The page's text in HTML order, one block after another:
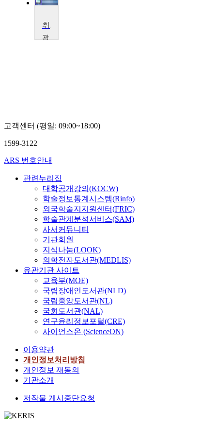
취 . 창업 역량강화(21)
광
고객센터 (평일: 09:00~18:00)
1599-3122
ARS 번호안내
관련누리집
대학공개강의(KOCW)
학술정보통계시스템(Rinfo)
외국학술지지원센터(FRIC)
학술관계분석서비스(SAM)
사서커뮤니티
기관회원
지식나눔(LOOK)
의학전자도서관(MEDLIS)
유관기관 사이트
교육부(MOE)
국립장애인도서관(NLD)
국립중앙도서관(NL)
국회도서관(NAL)
연구윤리정보포털(CRE)
사이언스온 (ScienceON)
이용약관
개인정보처리방침
개인정보 재동의
기관소개
저작물 게시중단요청